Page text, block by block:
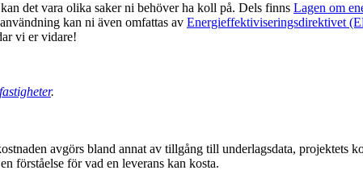
det vara olika saker ni behöver ha koll på. Dels finns Lagen om
kan ni även omfattas av Energieffektiviseringsdirektivet
vi er vidare!
.
avgörs bland annat av tillgång till underlagsdata, projektets
förståelse för vad en leverans kan kosta.